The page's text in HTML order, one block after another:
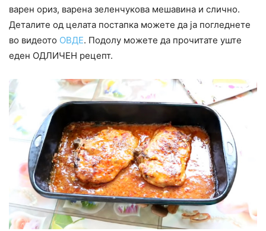
варен ориз, варена зеленчукова мешавина и слично.
Деталите од целата постапка можете да ја погледнете
во видеото ОВДЕ. Подолу можете да прочитате уште
еден ОДЛИЧЕН рецепт.